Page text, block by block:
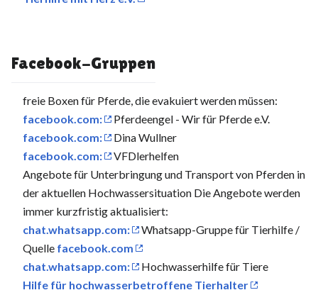
Facebook-Gruppen
freie Boxen für Pferde, die evakuiert werden müssen:
facebook.com:
Pferdeengel - Wir für Pferde e.V.
facebook.com:
Dina Wullner
facebook.com:
VFDlerhelfen
Angebote für Unterbringung und Transport von Pferden in
der aktuellen Hochwassersituation Die Angebote werden
immer kurzfristig aktualisiert:
chat.whatsapp.com:
Whatsapp-Gruppe für Tierhilfe /
Quelle facebook.com
chat.whatsapp.com:
Hochwasserhilfe für Tiere
Hilfe für hochwasserbetroffene Tierhalter